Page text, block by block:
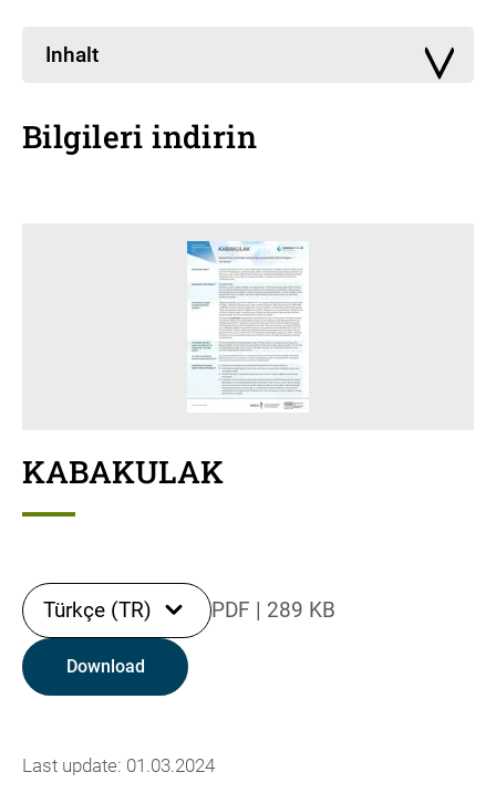
Inhalt
Bilgileri indirin
KABAKULAK
Türkçe (TR) PDF | 289 KB
Download
Last update: 01.03.2024